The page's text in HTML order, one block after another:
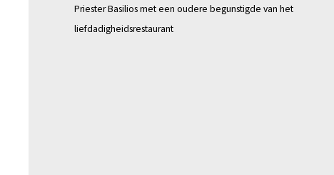
Priester Basilios met een oudere begunstigde van het
liefdadigheidsrestaurant